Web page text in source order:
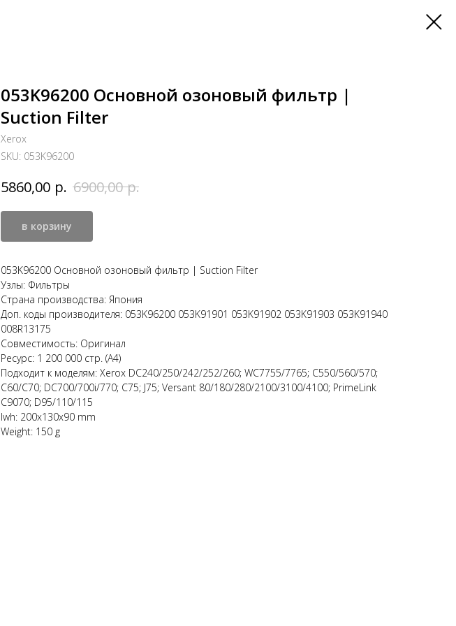
053K96200 Основной озоновый фильтр |
Suction Filter
Xerox
SKU: 053K96200
5860,00 р. 6900,00 р.
в корзину
053K96200 Основной озоновый фильтр | Suction Filter
Узлы: Фильтры
Страна производства: Япония
Доп. коды производителя: 053K96200 053K91901 053K91902 053K91903 053K91940
008R13175
Совместимость: Оригинал
Ресурс: 1 200 000 стр. (А4)
Подходит к моделям: Xerox DC240/250/242/252/260; WC7755/7765; C550/560/570;
C60/C70; DC700/700i/770; C75; J75; Versant 80/180/280/2100/3100/4100; PrimeLink
C9070; D95/110/115
lwh: 200x130x90 mm
Weight: 150 g